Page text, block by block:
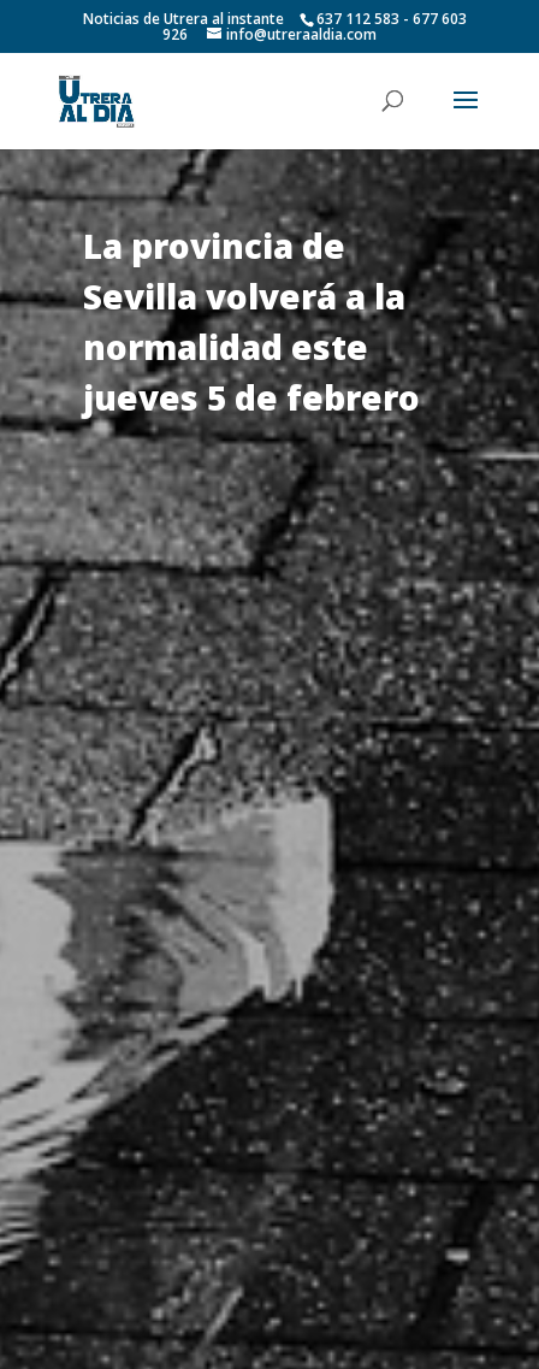
Noticias de Utrera al instante 637 112 583 - 677 603
926 info@utreraaldia.com
La provincia de
Sevilla volverá a la
normalidad este
jueves 5 de febrero